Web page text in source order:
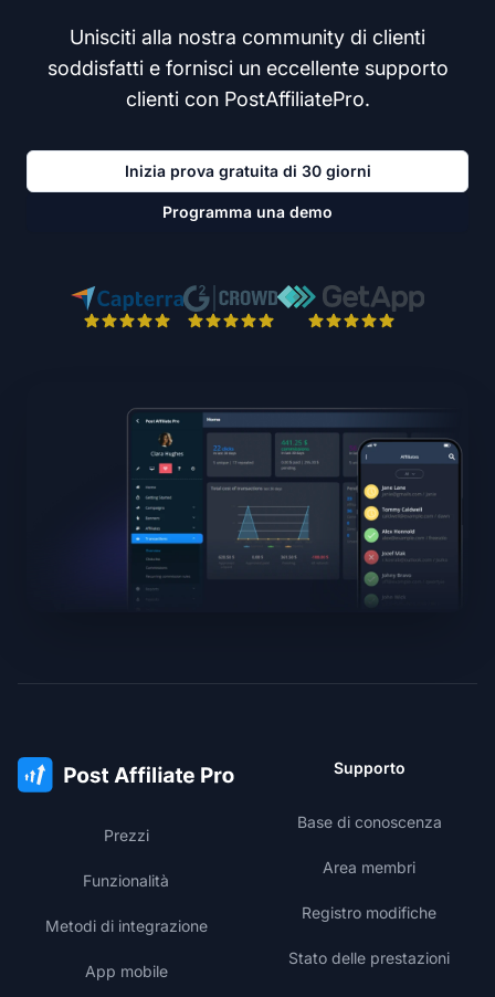
Unisciti alla nostra community di clienti
soddisfatti e fornisci un eccellente supporto
clienti con PostAffiliatePro.
Inizia prova gratuita di 30 giorni
Programma una demo
Prezzi
Funzionalità
Metodi di integrazione
App mobile
Supporto
Base di conoscenza
Area membri
Registro modifiche
Stato delle prestazioni